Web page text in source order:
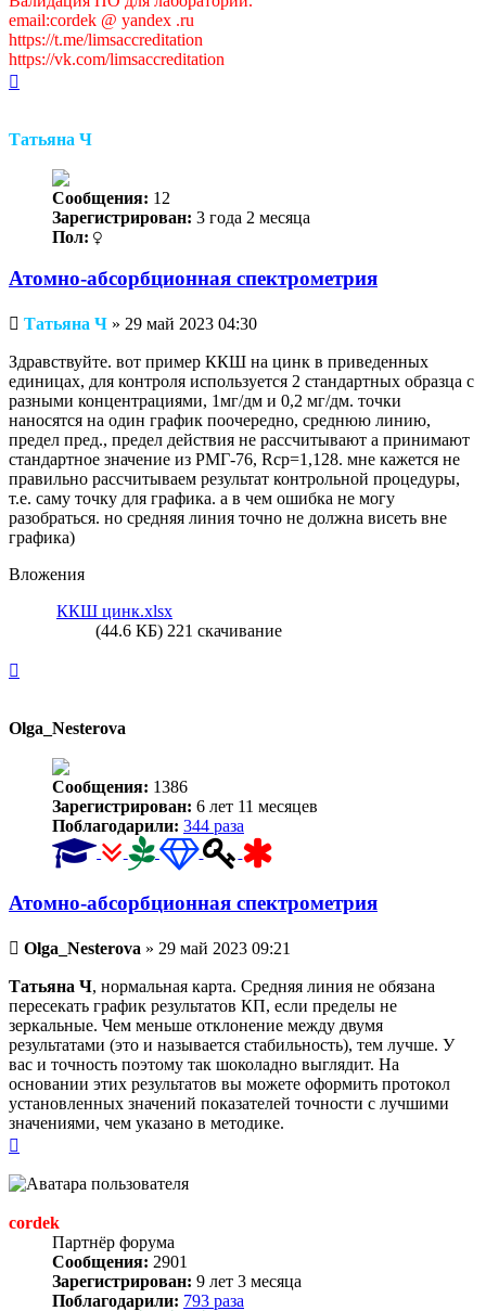
email:cordek @ yandex .ru
https://t.me/limsaccreditation
https://vk.com/limsaccreditation
Татьяна Ч
Сообщения: 12
Зарегистрирован: 3 года 2 месяца
Пол:
Атомно-абсорбционная спектрометрия
Непрочитанное
Татьяна Ч » 29 май 2023 04:30
Здравствуйте. вот пример ККШ на цинк в приведенных
единицах, для контроля используется 2 стандартных образца с
разными концентрациями, 1мг/дм и 0,2 мг/дм. точки
наносятся на один график поочередно, среднюю линию,
предел пред., предел действия не рассчитывают а принимают
стандартное значение из РМГ-76, Rср=1,128. мне кажется не
правильно рассчитываем результат контрольной процедуры,
т.е. саму точку для графика. а в чем ошибка не могу
разобраться. но средняя линия точно не должна висеть вне
графика)
Вложения
ККШ цинк.xlsx
(44.6 КБ) 221 скачивание
Olga_Nesterova
Сообщения: 1386
Зарегистрирован: 6 лет 11 месяцев
Поблагодарили: 344 раза
Атомно-абсорбционная спектрометрия
Непрочитанное
сообщение
Olga_Nesterova » 29 май 2023 09:21
Татьяна Ч, нормальная карта. Средняя линия не обязана
пересекать график результатов КП, если пределы не
зеркальные. Чем меньше отклонение между двумя
результатами (это и называется стабильность), тем лучше. У
вас и точность поэтому так шоколадно выглядит. На
основании этих результатов вы можете оформить протокол
установленных значений показателей точности с лучшими
значениями, чем указано в методике.
началу
cordek
Партнёр форума
Сообщения: 2901
Зарегистрирован: 9 лет 3 месяца
Поблагодарили: 793 раза